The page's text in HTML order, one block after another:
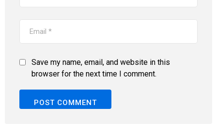
Save my name, email, and website in this
browser for the next time I comment.